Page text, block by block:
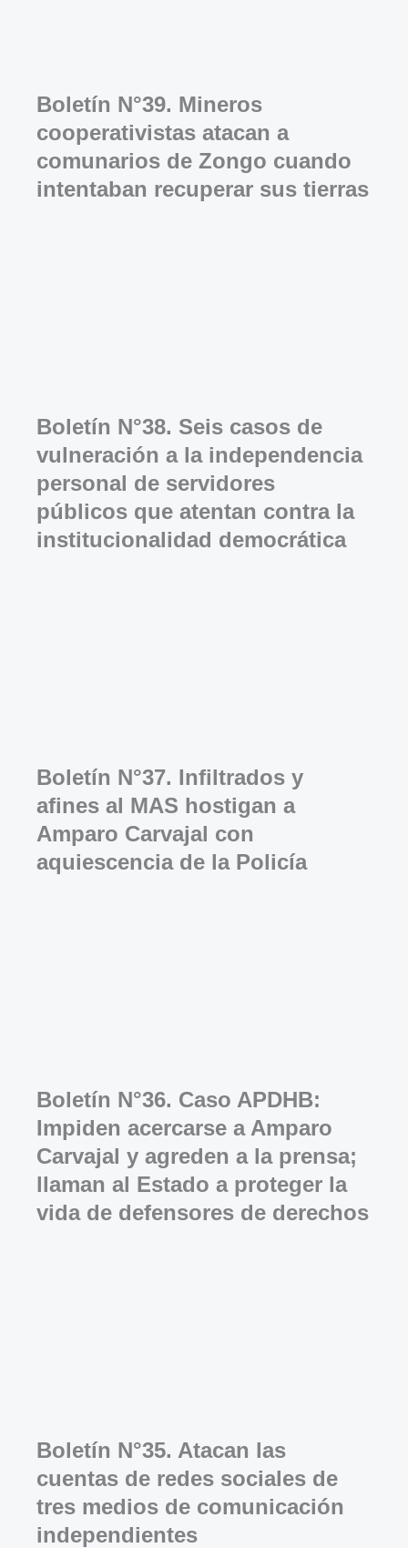
Boletín N°39. Mineros
cooperativistas atacan a
comunarios de Zongo cuando
intentaban recuperar sus tierras
Boletín N°38. Seis casos de
vulneración a la independencia
personal de servidores
públicos que atentan contra la
institucionalidad democrática
Boletín N°37. Infiltrados y
afines al MAS hostigan a
Amparo Carvajal con
aquiescencia de la Policía
Boletín N°36. Caso APDHB:
Impiden acercarse a Amparo
Carvajal y agreden a la prensa;
llaman al Estado a proteger la
vida de defensores de derechos
Boletín N°35. Atacan las
cuentas de redes sociales de
tres medios de comunicación
independientes